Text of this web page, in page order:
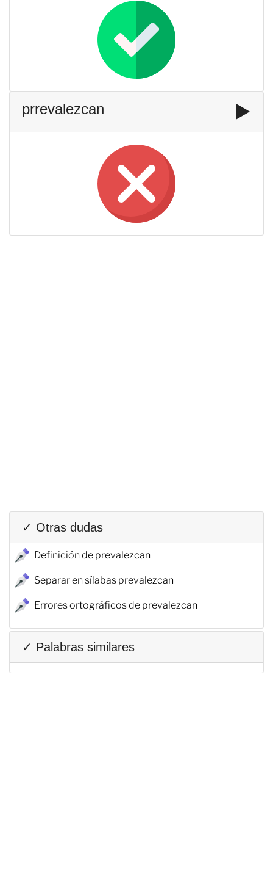
prrevalezcan ▶️
✓ Otras dudas
Definición de prevalezcan
Separar en sílabas prevalezcan
Errores ortográficos de prevalezcan
✓ Palabras similares